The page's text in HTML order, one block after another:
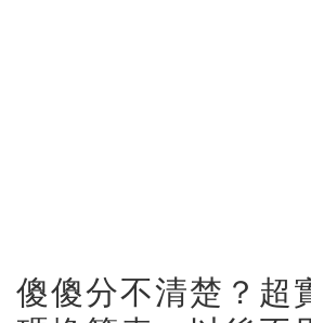
傻傻分不清楚？超